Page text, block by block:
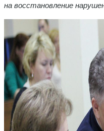
на восстановление